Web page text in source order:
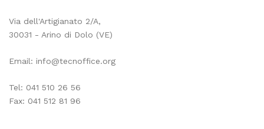
Via dell'Artigianato 2/A,
30031 - Arino di Dolo (VE)
Email: info@tecnoffice.org
Tel: 041 510 26 56
Fax: 041 512 81 96